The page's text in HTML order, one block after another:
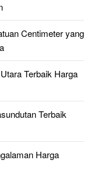
Centimeter yang
Terbaik Harga
Terbaik
Harga